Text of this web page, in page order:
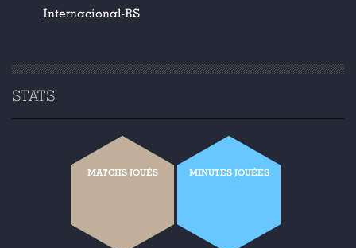
Internacional-RS
STATS
MATCHS JOUÉS MINUTES JOUÉES